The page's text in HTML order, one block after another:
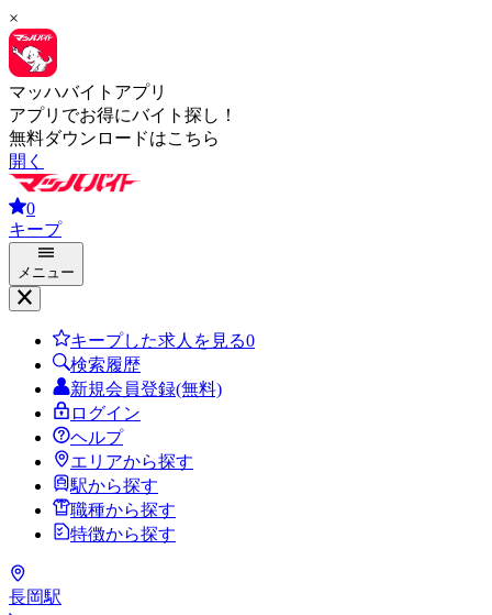
×
マッハバイトアプリ
アプリでお得にバイト探し！
無料ダウンロードはこちら
開く
0
キープ
メニュー
キープした求人を見る0
検索履歴
新規会員登録(無料)
ログイン
ヘルプ
エリアから探す
駅から探す
職種から探す
特徴から探す
長岡駅